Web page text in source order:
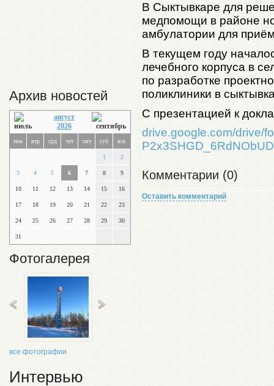
Архив новостей
август
2026
пон втр срд чет пят суб вск
1 2
3 4 5 6 7 8 9
10 11 12 13 14 15 16
17 18 19 20 21 22 23
24 25 26 27 28 29 30
31
Фотогалерея
все фотографии
Интервью
В Сыктывкаре для
медпомощи в районе
амбулатории для
В текущем году
лечебного корпуса в
по разработке
поликлиники в
С презентацией к
drive.google.com/drive/
P2x3SHGD_6RdNObUD
Комментарии (0)
Оставить комментарий